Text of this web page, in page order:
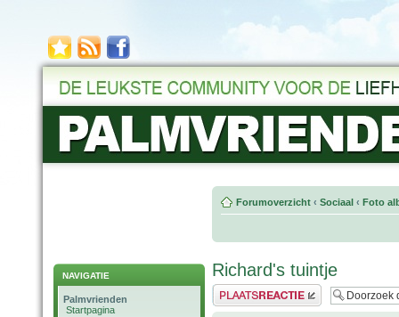
NAVIGATIE
Palmvrienden
Startpagina
Forumoverzicht ‹ Sociaal ‹ Foto
Richard's tuintje
Plaats een reactie